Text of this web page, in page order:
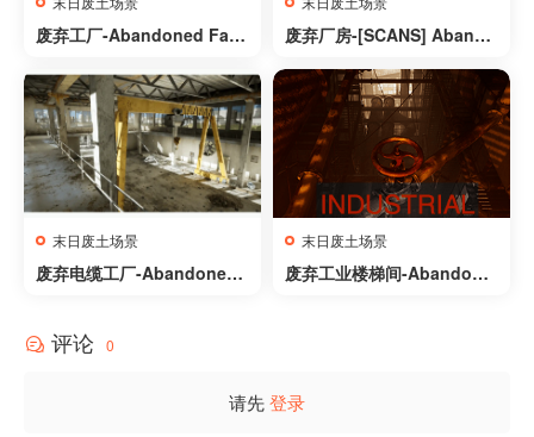
废弃工厂-Abandoned Fact
废弃厂房-[SCANS] Abando
ay/Night Scene
末日废土场景
废弃电缆工厂-Abandoned
末日废土场景
废弃工业楼梯间-Abandone
评论 0
请先登录